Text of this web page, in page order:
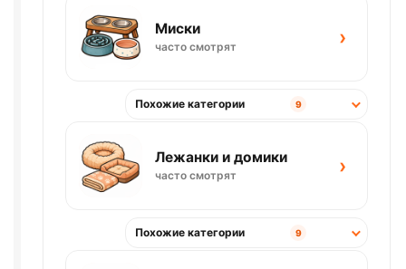
Миски
часто смотрят ›
Похожие категории 9
Лежанки и домики
часто смотрят ›
Похожие категории 9